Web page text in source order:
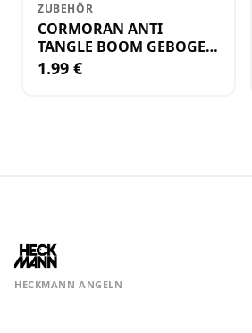
ZUBEHÖR
CORMORAN ANTI
TANGLE BOOM GEBOGEN
12CM M.WIRBEL(PLASTIK)
1.99 €
HECKMANN ANGELN